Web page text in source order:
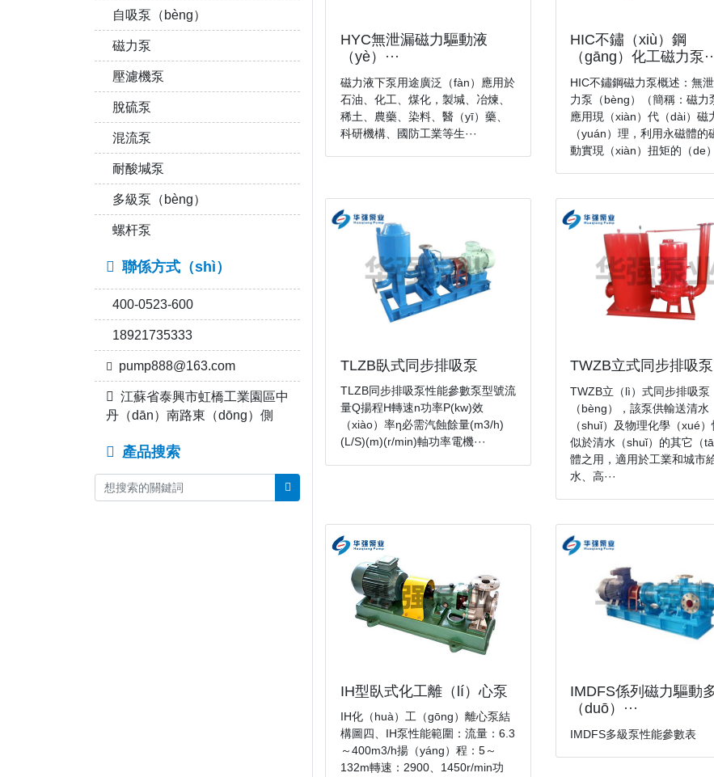
自吸泵（bèng）
磁力泵
壓濾機泵
脫硫泵
混流泵
耐酸堿泵
多級泵（bèng）
螺杆泵
聯係方式（shì）
400-0523-600
18921735333
pump888@163.com
江蘇省泰興市虹橋工業園區中
丹（dān）南路東（dōng）側
產品搜索
HYC無泄漏磁力驅動液
（yè）···
磁力液下泵用途廣泛（fàn）應用於
石油、化工、煤化，製堿、冶煉、
稀土、農藥、染料、醫（yī）藥、
科研機構、國防工業等生···
HIC不鏽（xiù）鋼
（gāng）化工磁力泵
HIC不鏽鋼磁力泵概述：無
力泵（bèng）（簡稱：磁力
應用現（xiàn）代（dài）磁
（yuán）理，利用永磁體的
動實現（xiàn）扭矩的（de）
TLZB臥式同步排吸泵
TLZB同步排吸泵性能參數泵型號流
量Q揚程H轉速n功率P(kw)效
（xiào）率η必需汽蝕餘量(m3/h)
(L/S)(m)(r/min)軸功率電機···
TWZB立式同步排吸泵
TWZB立（lì）式同步排吸泵
（bèng），該泵供輸送清水
（shuǐ）及物理化學（xué
似於清水（shuǐ）的其它（
體之用，適用於工業和城市
水、高···
IH型臥式化工離（lí）心泵
IH化（huà）工（gōng）離心泵結
構圖四、IH泵性能範圍：流量：6.3
～400m3/h揚（yáng）程：5～
132m轉速：2900、1450r/min功
IMDFS係列磁力驅動
（duō）···
IMDFS多級泵性能參數表